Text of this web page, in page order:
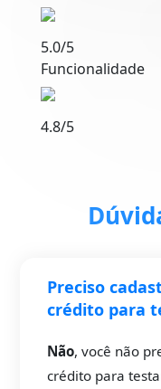
5.0/5
Funcionalidade
4.8/5
Preciso
crédito para
Não, você não
crédito para